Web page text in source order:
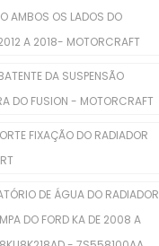
De Ignição
BOMBA D'ÁGUA
De Para-Brisas
Óleo Hidráulico
AMBOS OS LADOS DO
A 2018- MOTORCRAFT
DA SUSPENSÃO
DO FUSION - MOTORCRAFT
FIXAÇÃO DO RADIADOR
DE ÁGUA DO RADIADOR
DO FORD KA DE 2008 A